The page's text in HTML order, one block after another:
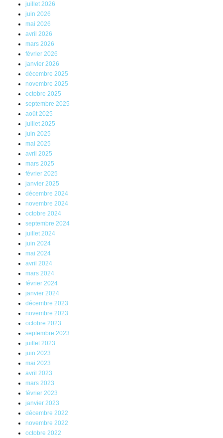
juillet 2026
juin 2026
mai 2026
avril 2026
mars 2026
février 2026
janvier 2026
décembre 2025
novembre 2025
octobre 2025
septembre 2025
août 2025
juillet 2025
juin 2025
mai 2025
avril 2025
mars 2025
février 2025
janvier 2025
décembre 2024
novembre 2024
octobre 2024
septembre 2024
juillet 2024
juin 2024
mai 2024
avril 2024
mars 2024
février 2024
janvier 2024
décembre 2023
novembre 2023
octobre 2023
septembre 2023
juillet 2023
juin 2023
mai 2023
avril 2023
mars 2023
février 2023
janvier 2023
décembre 2022
novembre 2022
octobre 2022